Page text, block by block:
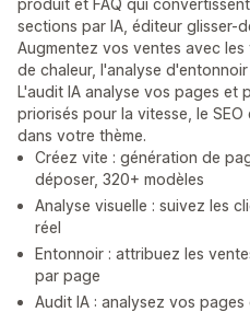
produit et FAQ qui
sections par IA, éditeur glisser-
Augmentez vos ventes avec
de chaleur, l'analyse
L'audit IA analyse vos pages et
priorisés pour la vitesse, le
dans votre thème.
Créez vite : génération de
déposer, 320+ modèles
Analyse visuelle : suivez les
réel
Entonnoir : attribuez les
par page
Audit IA : analysez vos